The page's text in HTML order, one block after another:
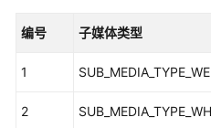
速
编号 子媒体类型
1
2